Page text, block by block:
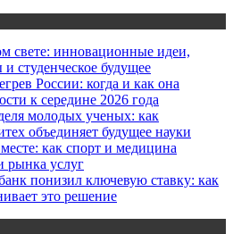
свете: инновационные идеи,
студенческое будущее
России: когда и как она
к середине 2026 года
молодых ученых: как
объединяет будущее науки
как спорт и медицина
рынка услуг
понизил ключевую ставку: как
это решение